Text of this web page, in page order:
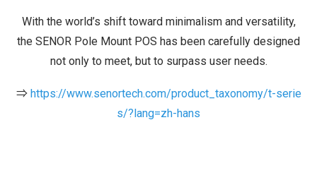
With the world’s shift toward minimalism and versatility,
the SENOR Pole Mount POS has been carefully designed
not only to meet, but to surpass user needs.
⇒ https://www.senortech.com/product_taxonomy/t-serie
s/?lang=zh-hans